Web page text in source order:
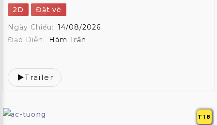
2D
Đặt vé
Ngày Chiếu: 14/08/2026
Đạo Diễn:
Hàm Trần
Trailer
T18